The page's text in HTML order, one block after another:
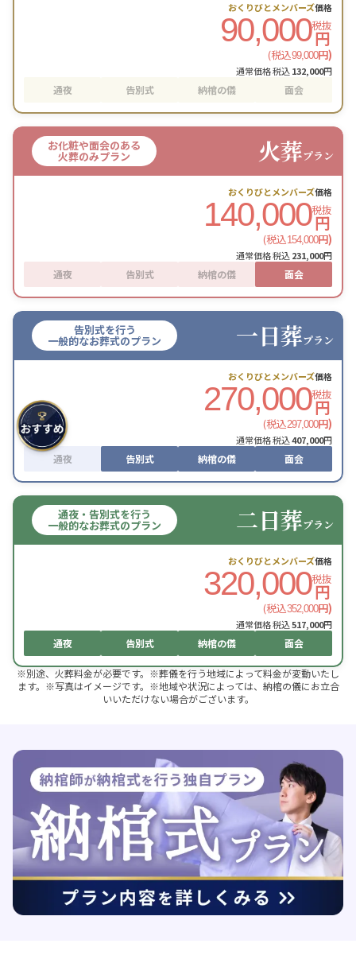
おくりびとメンバーズ価格
90,000税抜
円
(税込99,000円)
通常価格 税込132,000円
通夜 告別式 納棺の儀 面会
お化粧や面会のある
火葬のみプラン 火葬プラン
おくりびとメンバーズ価格
140,000税抜
円
(税込154,000円)
通常価格 税込231,000円
通夜 告別式 納棺の儀 面会
告別式を行う
一般的なお葬式のプラン 一日葬プラン
おくりびとメンバーズ価格
270,000税抜
円
(税込297,000円)
通常価格 税込407,000円
通夜 告別式 納棺の儀 面会
通夜・告別式を行う
一般的なお葬式のプラン 二日葬プラン
おくりびとメンバーズ価格
320,000税抜
円
(税込352,000円)
通常価格 税込517,000円
通夜 告別式 納棺の儀 面会
※別途、火葬料金が必要です。※葬儀を行う地域によって料金が変動いたし
ます。※写真はイメージです。※地域や状況によっては、納棺の儀にお立合
いいただけない場合がございます。